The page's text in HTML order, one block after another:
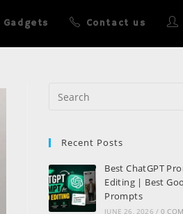
Gadgets Contact us
Recent Posts
Best ChatGPT
Editing | Best
Prompts
JUNE 26, 2026 / 0